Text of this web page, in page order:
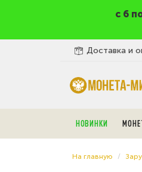
c 6
Доставка и
НОВИНКИ
На главную